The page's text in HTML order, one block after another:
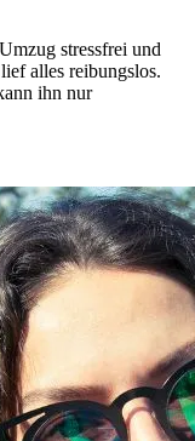
stressfrei und
alles reibungslos.
ihn nur